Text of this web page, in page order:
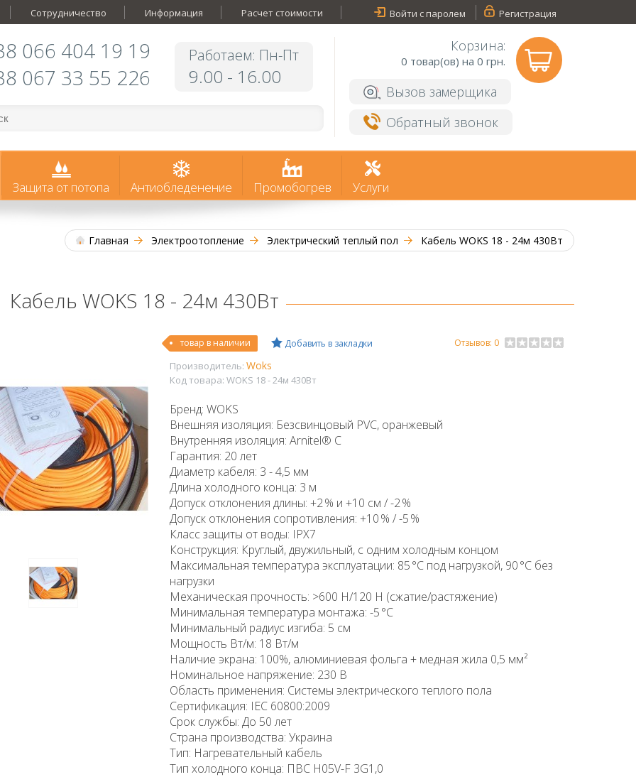
Сотрудничество Информация Расчет стоимости Войти с паролем Регистрация
066 404 19 19
067 33 55 226
Работаем: Пн-Пт
9.00 - 16.00
Корзина:
0 товар(ов) на 0 грн.
Вызов замерщика
Обратный звонок
Защита от потопа Антиобледенение Промобогрев Услуги
Главная Электроотопление Электрический теплый пол Кабель WOKS 18 - 24м 430Вт
Кабель WOKS 18 - 24м 430Вт
товар в наличии Добавить в закладки Отзывов: 0
Производитель: Woks
Код товара: WOKS 18 - 24м 430Вт
Бренд: WOKS
Внешняя изоляция: Безсвинцовый PVC, оранжевый
Внутренняя изоляция: Arnitel® C
Гарантия: 20 лет
Диаметр кабеля: 3 - 4,5 мм
Длина холодного конца: 3 м
Допуск отклонения длины: +2 % и +10 см / -2 %
Допуск отклонения сопротивления: +10 % / -5 %
Класс защиты от воды: IPX7
Конструкция: Круглый, двужильный, с одним холодным концом
Максимальная температура эксплуатации: 85 °C под нагрузкой, 90 °C без
нагрузки
Механическая прочность: >600 Н/120 Н (сжатие/растяжение)
Минимальная температура монтажа: -5 °C
Минимальный радиус изгиба: 5 см
Мощность Вт/м: 18 Вт/м
Наличие экрана: 100%, алюминиевая фольга + медная жила 0,5 мм²
Номинальное напряжение: 230 В
Область применения: Системы электрического теплого пола
Сертификация: IEC 60800:2009
Срок службы: До 50 лет
Страна производства: Украина
Тип: Нагревательный кабель
Тип холодного конца: ПВС H05V-F 3G1,0